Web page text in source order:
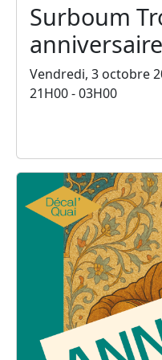
Surboum
Vendredi, 3 octobre
21H00 - 03H00